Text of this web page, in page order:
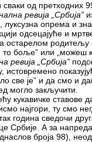
од претходних
ревија „Србија”
опрема и
одсецајуће и
остарелом родитељу
боље” или „можеш
ревија „Србија”
истовремено
све је” и да смо и
могло закључити.
кукавичке ставове
најгори, ту смо
година сведочи
Србије. А за
броја 98),